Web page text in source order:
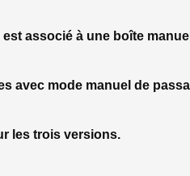
associé à une boîte
avec mode manuel de
les trois versions.